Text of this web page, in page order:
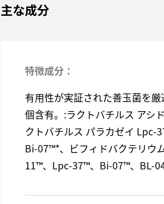
主な成分
特徴成分：
有用性が実証された善玉菌を
個含有。:ラクトバチルス アシ
クトバチルス パラカゼイ Lpc-
Bi-07™*、ビフィドバクテリウ
11™、Lpc-37™、Bi-07™、BL-